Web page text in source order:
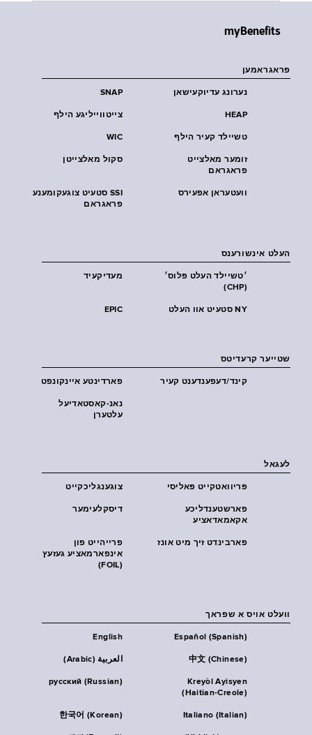
myBenefits
פראגראמען
SNAP נערונג עדיוקעישאן
צייטווייליגע הילף HEAP
WIC טשיילד קעיר הילף
סקול מאלצייטן
זומער מאלצייט
פראגראם
SSI סטעיט צוגעקומענע
פראגראם
וועטעראן אפעירס
העלט אינשורענס
מעדיקעיד
׳טשיילד העלט פּלוס׳
(CHP)
EPIC NY סטעיט אוו העלט
שטייער קרעדיטס
פארדינטע איינקונפט קינד/דעפענדענט קעיר
נאנ-קאסטאדיעל
עלטערן
לעגאל
צוגענגליכקייט פּריוואטקייט פּאליסי
דיסקלעימער
פארשטענדליכע
אקאמאדאציע
פרייהייט פון
אינפארמאציע געזעץ
(FOIL)
פארבינדט זיך מיט אונז
וועלט אויס א שפראך
English Español (Spanish)
العربية (Arabic) 中文 (Chinese)
русский (Russian)
Kreyòl Ayisyen
(Haitian-Creole)
한국어 (Korean) Italiano (Italian)